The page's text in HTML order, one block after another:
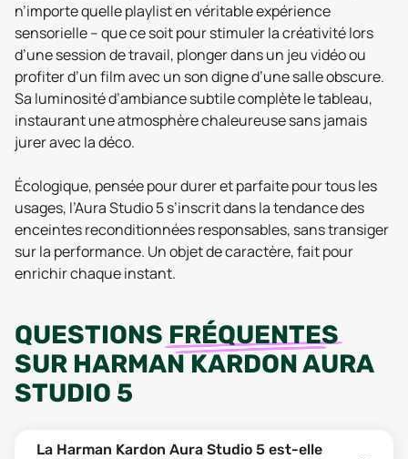
n’importe quelle playlist en véritable expérience
sensorielle – que ce soit pour stimuler la créativité lors
d’une session de travail, plonger dans un jeu vidéo ou
profiter d’un film avec un son digne d’une salle obscure.
Sa luminosité d’ambiance subtile complète le tableau,
instaurant une atmosphère chaleureuse sans jamais
jurer avec la déco.
Écologique, pensée pour durer et parfaite pour tous les
usages, l’Aura Studio 5 s’inscrit dans la tendance des
enceintes reconditionnées responsables, sans transiger
sur la performance. Un objet de caractère, fait pour
enrichir chaque instant.
QUESTIONS FRÉQUENTES
SUR HARMAN KARDON AURA
STUDIO 5
La Harman Kardon Aura Studio 5 est-elle